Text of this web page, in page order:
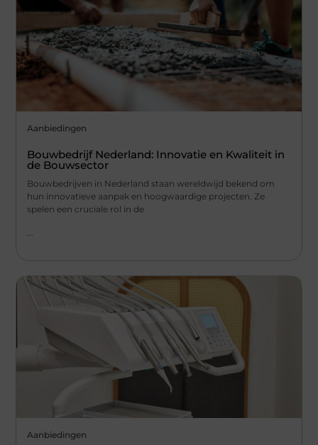
Aanbiedingen
Bouwbedrijf Nederland: Innovatie en Kwaliteit in
de Bouwsector
Bouwbedrijven in Nederland staan wereldwijd bekend om
hun innovatieve aanpak en hoogwaardige projecten. Ze
spelen een cruciale rol in de
Aanbiedingen